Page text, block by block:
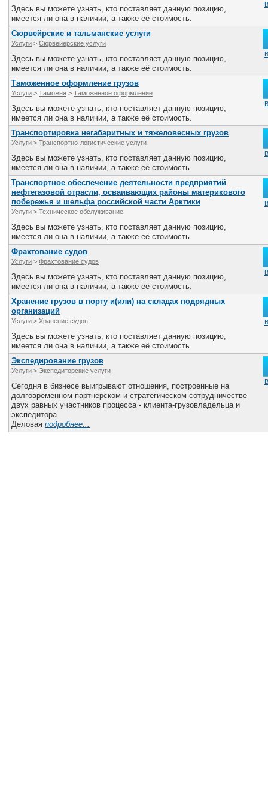
Здесь вы можете узнать, кто поставляет данную позицию,
имеется ли она в наличии, а также её стоимость.
Сюрвейрские и тальманские услуги
Услуги > Сюрвейерские услуги
Здесь вы можете узнать, кто поставляет данную позицию,
имеется ли она в наличии, а также её стоимость.
Таможенное оформление грузов
Услуги > Таможня > Таможенное оформление
Здесь вы можете узнать, кто поставляет данную позицию,
имеется ли она в наличии, а также её стоимость.
Транспортировка негабаритных и тяжеловесных грузов
Услуги > Транспортно-логистические услуги
Здесь вы можете узнать, кто поставляет данную позицию,
имеется ли она в наличии, а также её стоимость.
Транспортное обеспечение деятельности предприятий
нефтегазовой отрасли, осваивающих районы материкового
побережья и шельфа российской части Арктики
Услуги > Техническое обслуживание
Здесь вы можете узнать, кто поставляет данную позицию,
имеется ли она в наличии, а также её стоимость.
Фрахтование судов
Услуги > Фрахтование судов
Здесь вы можете узнать, кто поставляет данную позицию,
имеется ли она в наличии, а также её стоимость.
Хранение грузов в порту и(или) на складах подрядных
организаций
Услуги > Хранение судов
Здесь вы можете узнать, кто поставляет данную позицию,
имеется ли она в наличии, а также её стоимость.
Экспедирование грузов
Услуги > Экспедиторские услуги
Сегодня в бизнесе выигрывают отношения, построенные на
долговременном партнерском и стратегическом сотрудничестве
двух равных участников процесса - клиента-грузовладельца и
экспедитора.
Деловая подробнее...